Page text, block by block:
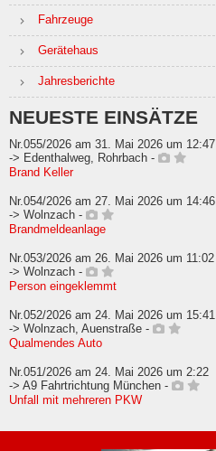
Fahrzeuge
Gerätehaus
Jahresberichte
NEUESTE EINSÄTZE
Nr.055/2026 am 31. Mai 2026 um 12:47
-> Edenthalweg, Rohrbach -
Brand Keller
Nr.054/2026 am 27. Mai 2026 um 14:46
-> Wolnzach -
Brandmeldeanlage
Nr.053/2026 am 26. Mai 2026 um 11:02
-> Wolnzach -
Person eingeklemmt
Nr.052/2026 am 24. Mai 2026 um 15:41
-> Wolnzach, Auenstraße -
Qualmendes Auto
Nr.051/2026 am 24. Mai 2026 um 2:22
-> A9 Fahrtrichtung München -
Unfall mit mehreren PKW